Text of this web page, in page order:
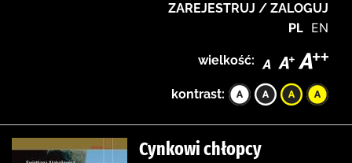
ZAREJESTRUJ / ZALOGUJ
PL EN
wielkość:
kontrast:
Cynkowi chłopcy